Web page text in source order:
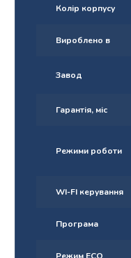
Колір корпусу
Вироблено в
Завод
Гарантія, міс
Режими роботи
WI-FI керування
Програма